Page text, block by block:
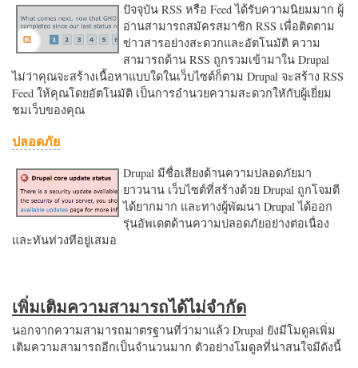
ปัจจุบัน RSS หรือ Feed ได้รับความนิยมมาก ผู้
อ่านสามารถสมัครสมาชิก RSS เพื่อติดตาม
ข่าวสารอย่างสะดวกและอัตโนมัติ ความ
สามารถด้าน RSS ถูกรวมเข้ามาใน Drupal
ไม่ว่าคุณจะสร้างเนื้อหาแบบใดในเว็บไซต์ก็ตาม Drupal จะสร้าง RSS
Feed ให้คุณโดยอัตโนมัติ เป็นการอำนวยความสะดวกใหักับผู้เยี่ยม
ชมเว็บของคุณ
ปลอดภัย
Drupal มีชื่อเสียงด้านความปลอดภัยมา
ยาวนาน เว็บไซต์ที่สร้างด้วย Drupal ถูกโจมตี
ได้ยากมาก และทางผู้พัฒนา Drupal ได้ออก
รุ่นอัพเดตด้านความปลอดภัยอย่างต่อเนื่อง
และทันท่วงทีอยู่เสมอ
เพิ่มเติมความสามารถได้ไม่จำกัด
นอกจากความสามารถมาตรฐานที่ว่ามาแล้ว Drupal ยังมีโมดูลเพิ่ม
เติมความสามารถอีกเป็นจำนวนมาก ตัวอย่างโมดูลที่น่าสนใจมีดังนี้